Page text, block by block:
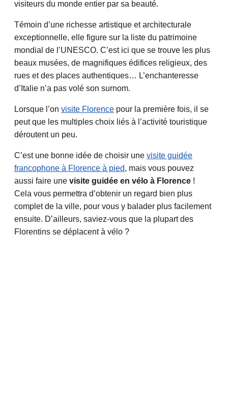
visiteurs du monde entier par sa beauté.
Témoin d’une richesse artistique et architecturale
exceptionnelle, elle figure sur la liste du patrimoine
mondial de l’UNESCO. C’est ici que se trouve les plus
beaux musées, de magnifiques édifices religieux, des
rues et des places authentiques… L’enchanteresse
d’Italie n’a pas volé son surnom.
Lorsque l’on visite Florence pour la première fois, il se
peut que les multiples choix liés à l’activité touristique
déroutent un peu.
C’est une bonne idée de choisir une visite guidée
francophone à Florence à pied, mais vous pouvez
aussi faire une visite guidée en vélo à Florence !
Cela vous permettra d’obtenir un regard bien plus
complet de la ville, pour vous y balader plus facilement
ensuite. D’ailleurs, saviez-vous que la plupart des
Florentins se déplacent à vélo ?